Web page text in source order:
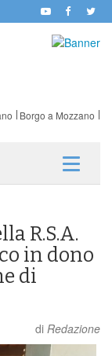
Borgo a Mozzano
R.S.A.
in dono
di
di Redazione